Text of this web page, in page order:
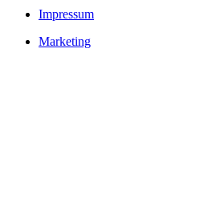
Impressum
Marketing